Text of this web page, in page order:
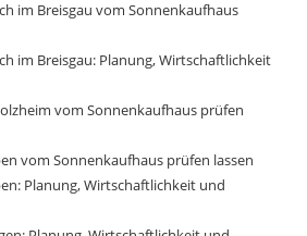
im Breisgau vom Sonnenkaufhaus
im Breisgau: Planung, Wirtschaftlichkeit
vom Sonnenkaufhaus prüfen
vom Sonnenkaufhaus prüfen lassen
Planung, Wirtschaftlichkeit und